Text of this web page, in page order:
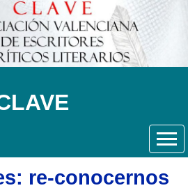
re-conocernos